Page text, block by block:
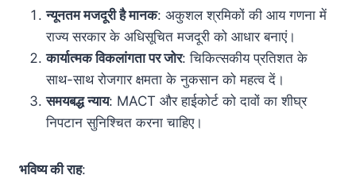
न्यूनतम मजदूरी है मानक: अकुशल श्रमिकों की आय गणना में
राज्य सरकार के अधिसूचित मजदूरी को आधार बनाएं।
कार्यात्मक विकलांगता पर जोर: चिकित्सकीय प्रतिशत के
साथ-साथ रोजगार क्षमता के नुकसान को महत्व दें।
समयबद्ध न्याय: MACT और हाईकोर्ट को दावों का शीघ्र
निपटान सुनिश्चित करना चाहिए।
भविष्य की राह: